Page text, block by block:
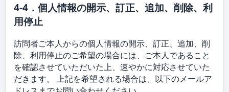
4-4．個人情報の開示、訂正、追加、削除、利
用停止
訪問者ご本人からの個人情報の開示、訂正、追加、削
除、利用停止のご希望の場合には、ご本人であること
を確認させていただいた上、速やかに対応させていた
だきます。 上記を希望される場合は、以下のメールア